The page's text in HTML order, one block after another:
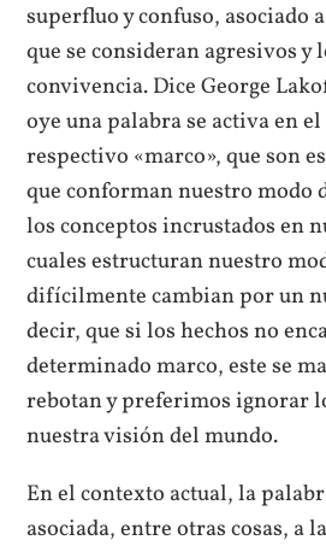
superfluo y confuso, asociado
que se consideran agresivos y
convivencia. Dice George
oye una palabra se activa en
respectivo «marco», que son
que conforman nuestro modo
los conceptos incrustados en
cuales estructuran nuestro
difícilmente cambian por un
decir, que si los hechos no
determinado marco, este se
rebotan y preferimos ignorar
nuestra visión del mundo.
En el contexto actual, la
asociada, entre otras cosas, a